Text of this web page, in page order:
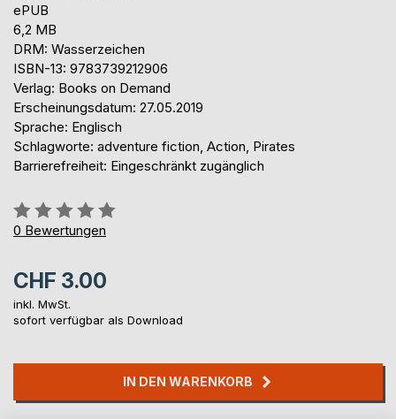
ePUB
6,2 MB
DRM: Wasserzeichen
ISBN-13: 9783739212906
Verlag: Books on Demand
Erscheinungsdatum: 27.05.2019
Sprache: Englisch
Schlagworte: adventure fiction, Action, Pirates
Barrierefreiheit: Eingeschränkt zugänglich
Bewertung::
0%
0 Bewertungen
CHF 3.00
inkl. MwSt.
sofort verfügbar als Download
IN DEN WARENKORB